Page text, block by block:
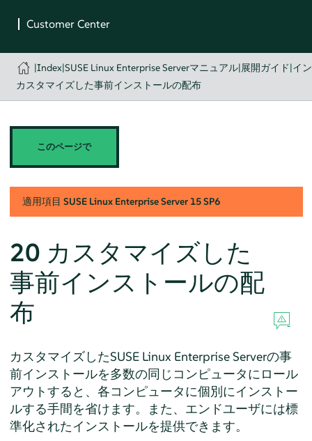
|Index|SUSE Linux Enterprise Serverマニュアル|展開ガイド|イ
カスタマイズした事前インストールの配布
このページで
適用項目 SUSE Linux Enterprise Server 15 SP6
20 カスタマイズした
事前インストールの配
布
カスタマイズしたSUSE Linux Enterprise Serverの事
前インストールを多数の同じコンピュータにロール
アウトすると、各コンピュータに個別にインストー
ルする手間を省けます。また、エンドユーザには標
準化されたインストールを提供できます。